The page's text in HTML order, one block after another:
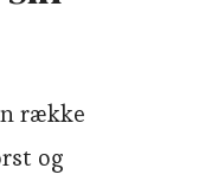
række
og